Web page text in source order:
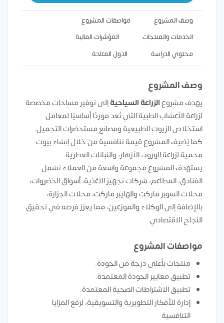
وصف المشروع
مواصفات المشروع
الخدمات والمنتجات
المؤشرات المالية
محتوي الدراسة
الدول المتاحة
وصف المشروع
يهدف مشروعالزراعة السياحيةإلى توفير مساحات مخصصة
لزراعة الأعشاب الطبية التي تُعد موردًا أساسيًا لمعامل
استخلاص الزيوت الطبيعية ومصانع مستحضرات التجميل.
كما يُضيف المشروع قيمة تنافسية من خلال إنشاء بيوت
محمية لزراعة الورود، الأزهار، والنباتات العطرية.
يستهدف المشروع مجموعة واسعة من العملاء تشمل
الفنادق، المطاعم، شركات تجهيز الأغذية، أسواق الخضروات،
محلات السوبر ماركت والهايبر ماركت، محلات الجزارة،
بالإضافة إلى الوكلاء والموزعين، مما يعزز فرصه في تحقيق
النجاح الاقتصادي.
مواصفات المشروع
منتجات بأعلى درجة من الجودة.
تطبيق معايير الجودة المعتمدة.
تطبيق الاشتراطات الصحية المعتمدة.
إدارة للأفكار التطويرية والتسويقية، لرفع المزايا
التنافسية